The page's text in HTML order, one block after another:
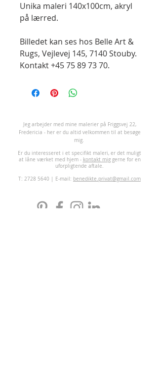
Unika maleri 140x100cm, akryl
på lærred.
Billedet kan ses hos Belle Art &
Rugs, Vejlevej 145, 7140 Stouby.
Kontakt +45 75 89 73 70.
eg arbejder med mine malerier på Friggsvej 22,
Fredericia - her er du altid velkommen til at besøge
mig.
Er du interesseret i et specifikt maleri, er det muligt
at låne værket med hjem - kontakt miggerne for en
uforpligtende aftale.
T: 2728 5640 | E-mail: benedikte.privat@gmail.com